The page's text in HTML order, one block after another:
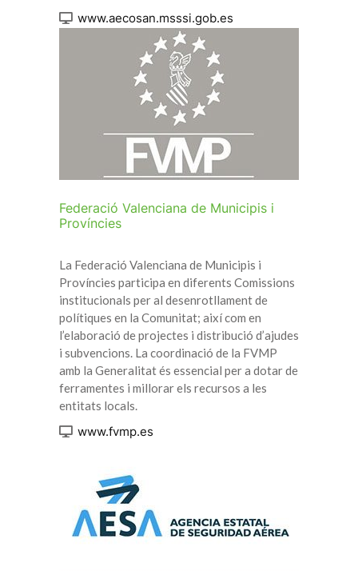
www.aecosan.msssi.gob.es
Federació Valenciana de Municipis i
Províncies
La Federació Valenciana de Municipis i
Províncies participa en diferents Comissions
institucionals per al desenrotllament de
polítiques en la Comunitat; així com en
l’elaboració de projectes i distribució d’ajudes
i subvencions. La coordinació de la FVMP
amb la Generalitat és essencial per a dotar de
ferramentes i millorar els recursos a les
entitats locals.
www.fvmp.es